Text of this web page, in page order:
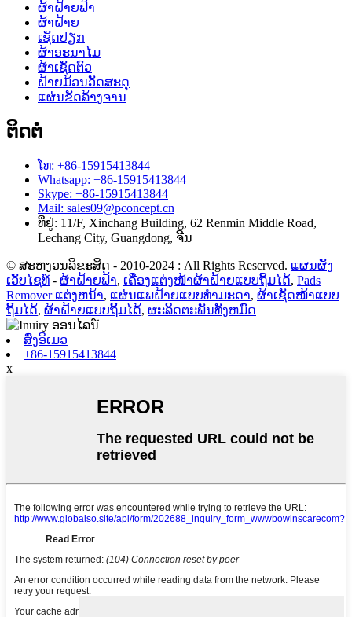
ຜ້າຝ້າຍຟ້າ
ຜ້າຝ້າຍ
ເຊັດປຽກ
ຜ້າອະນາໄມ
ຜ້າເຊັດຕົວ
ຝ້າຍມ້ວນວັດສະດຸ
ແຜ່ນຂັດລ້າງຈານ
ຕິດຕໍ່
ໂທ: +86-15915413844
Whatsapp: +86-15915413844
Skype: +86-15915413844
Mail: sales09@pconcept.cn
ທີ່ຢູ່: 11/F, Xinchang Building, 62 Renmin Middle Road,
Lechang City, Guangdong, ຈີນ
© ສະຫງວນລິຂະສິດ - 2010-2024 : All Rights Reserved. ແຜນຜັງ
ເວັບໄຊທ໌ - ຜ້າຝ້າຍຟ້າ, ເຄື່ອງແຕ່ງໜ້າຜ້າຝ້າຍແບບຖິ້ມໄດ້, Pads
Remover ແຕ່ງຫນ້າ, ແຜ່ນແພຝ້າຍແບບທຳມະດາ, ຜ້າເຊັດໜ້າແບບ
ຖິ້ມໄດ້, ຜ້າຝ້າຍແບບຖິ້ມໄດ້, ຜະລິດຕະພັນທັງຫມົດ
ສົ່ງອີເມວ
+86-15915413844
x